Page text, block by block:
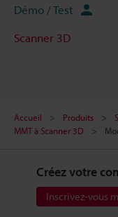
Démo / Test
Scanner 3D
Accueil Produits
MMT à Scanner 3D
Créez votre
Inscrivez-vous